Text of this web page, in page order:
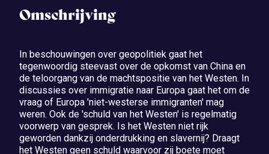
Omschrijving
In beschouwingen over geopolitiek gaat het
tegenwoordig steevast over de opkomst van China en
de teloorgang van de machtspositie van het Westen. In
discussies over immigratie naar Europa gaat het om de
vraag of Europa 'niet-westerse immigranten' mag
weren. Ook de 'schuld van het Westen' is regelmatig
voorwerp van gesprek. Is het Westen niet rijk
geworden dankzij onderdrukking en slavernij? Draagt
het Westen geen schuld waarvoor zij boete moet